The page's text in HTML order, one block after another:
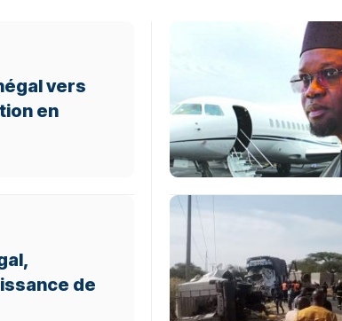
vers
en
de